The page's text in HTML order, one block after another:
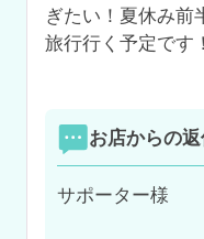
ぎたい！夏休み前
旅行行く予定です！
お店からの
サポーター様